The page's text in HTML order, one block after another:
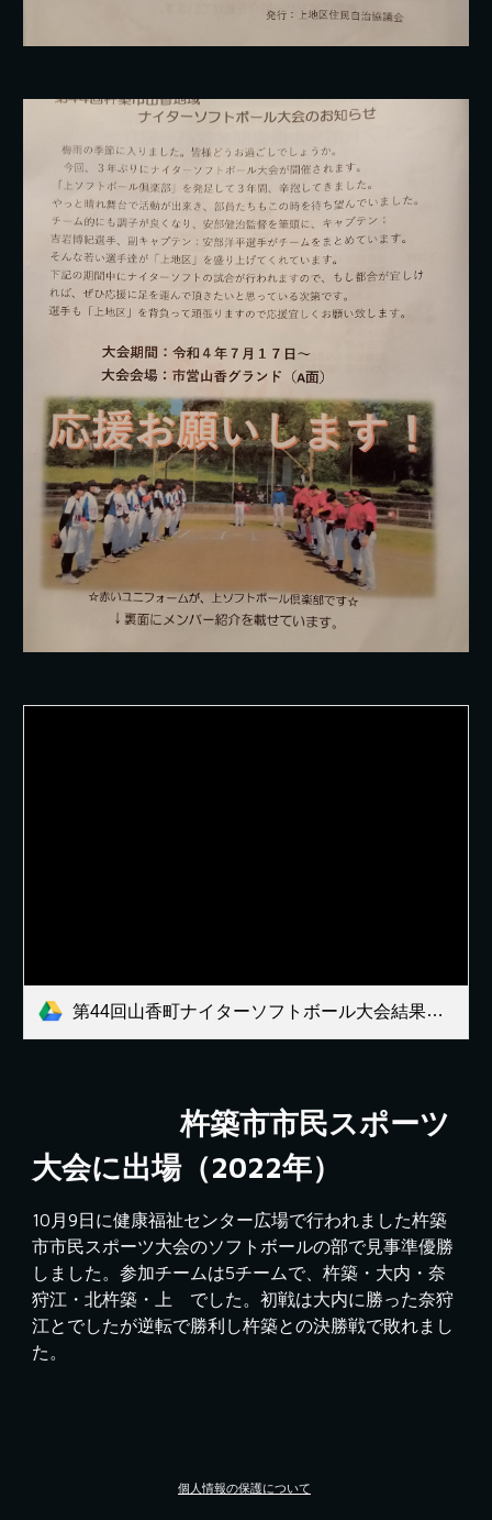
第44回山香町ナイターソフトボール大会結果報告.docx
杵築市市民スポーツ
大会に出場（2022年）
10月9日に健康福祉センター広場で行われました杵築
市市民スポーツ大会のソフトボールの部で見事準優勝
しました。参加チームは5チームで、杵築・大内・奈
狩江・北杵築・上　でした。初戦は大内に勝った奈狩
江とでしたが逆転で勝利し杵築との決勝戦で敗れまし
た。
個人情報の保護について